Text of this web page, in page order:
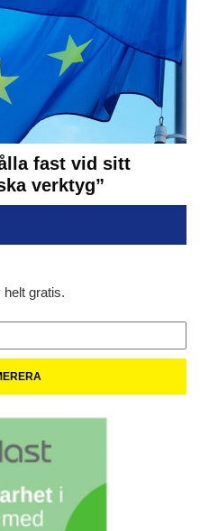
fast vid sitt
verktyg”
gratis.